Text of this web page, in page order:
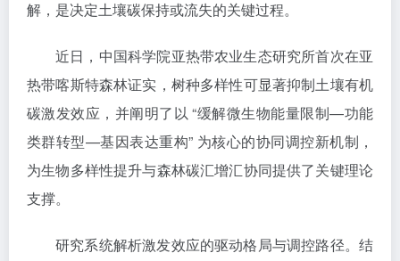
解，是决定土壤碳保持或流失的关键过程。
近日，中国科学院亚热带农业生态研究所首次在亚
热带喀斯特森林证实，树种多样性可显著抑制土壤有机
碳激发效应，并阐明了以 “缓解微生物能量限制—功能
类群转型—基因表达重构” 为核心的协同调控新机制，
为生物多样性提升与森林碳汇增汇协同提供了关键理论
支撑。
研究系统解析激发效应的驱动格局与调控路径。结